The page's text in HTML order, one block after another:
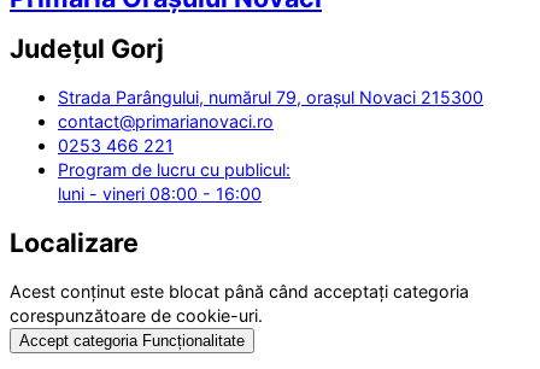
Județul Gorj
Strada Parângului, numărul 79, orașul Novaci 215300
contact@primarianovaci.ro
0253 466 221
Program de lucru cu publicul:
luni - vineri 08:00 - 16:00
Localizare
Acest conținut este blocat până când acceptați categoria
corespunzătoare de cookie-uri.
Accept categoria Funcționalitate